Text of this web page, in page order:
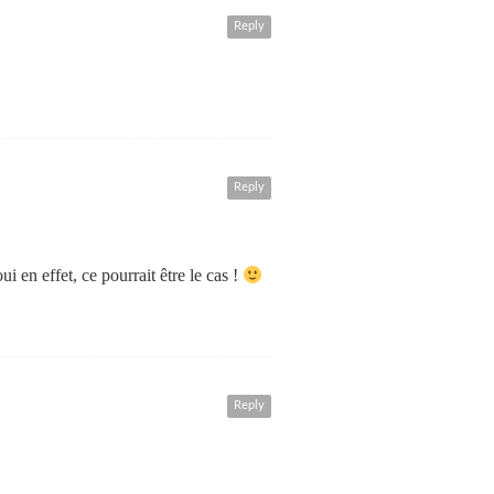
Reply
Reply
en effet, ce pourrait être le cas !
Reply